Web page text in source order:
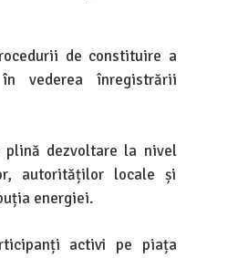
de constituire a
vederea înregistrării
plină dezvoltare la nivel
autorităților locale și
energiei.
activi pe piața